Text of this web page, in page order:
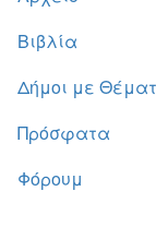
Βιβλία
Δήμοι με
Πρόσφατα
Φόρουμ